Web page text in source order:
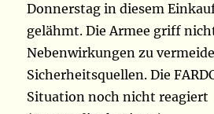
Donnerstag in diesem
gelähmt. Die Armee griff
Nebenwirkungen zu
Sicherheitsquellen. Die
Situation noch nicht reagiert